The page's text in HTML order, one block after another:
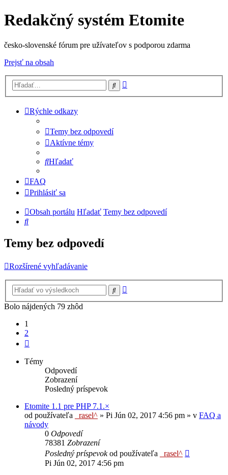
Redakčný systém Etomite
česko-slovenské fórum pre užívateľov s podporou zdarma
Prejsť na obsah
Hľadať
Rýchle odkazy
Temy bez odpovedí
Aktívne témy
Hľadať
FAQ
Prihlásiť sa
Obsah portálu Hľadať Temy bez odpovedí
Hľadať
Temy bez odpovedí
Rozšírené vyhľadávanie
Hľadať
Bolo nájdených 79 zhôd
1
2
Témy
Odpovedí
Zobrazení
Posledný príspevok
Etomite 1.1 pre PHP 7.1.×
od používateľa
_rasel^ » Pi Jún 02, 2017 4:56 pm » v FAQ a
návody
0 Odpovedí
78381 Zobrazení
Posledný príspevokod používateľa
_rasel^
Pi Jún 02, 2017 4:56 pm